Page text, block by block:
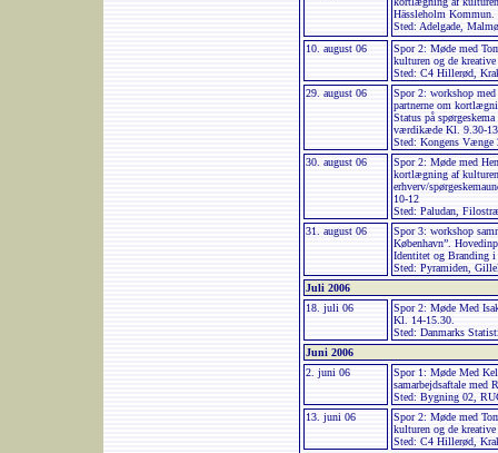
Hässleholm
Sted: Adelgade,
10. august 06
Spor 2: Møde med
kulturen og de
Sted: C4 Hillerød,
29. august 06
Spor 2: workshop
partnerne om
Status på
værdikæde Kl. 9.30-
Sted: Kongens
30. august 06
Spor 2: Møde med
kortlægning af
erhverv/
10-12
Sted: Paludan,
31. august 06
Spor 3: workshop
København”.
Identitet og Branding
Sted: Pyramiden,
Juli 2006
18. juli 06
Spor 2: Møde Med
Kl. 14-15.30.
Sted: Danmarks
Juni 2006
2. juni 06
Spor 1: Møde Med
samarbejdsaftale
Sted: Bygning 02,
13. juni 06
Spor 2: Møde med
kulturen og de
Sted: C4 Hillerød,